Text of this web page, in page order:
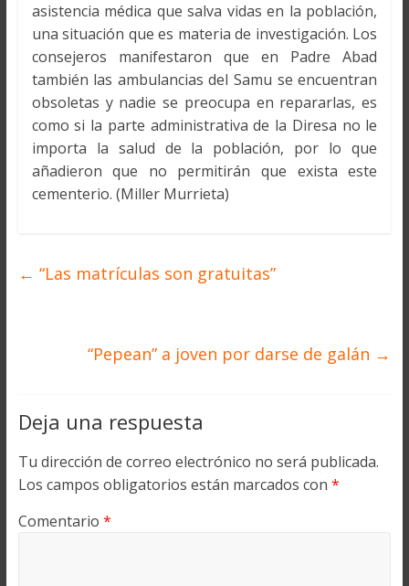
asistencia médica que salva vidas en la población,
una situación que es materia de investigación. Los
consejeros manifestaron que en Padre Abad
también las ambulancias del Samu se encuentran
obsoletas y nadie se preocupa en repararlas, es
como si la parte administrativa de la Diresa no le
importa la salud de la población, por lo que
añadieron que no permitirán que exista este
cementerio. (Miller Murrieta)
← “Las matrículas son gratuitas”
“Pepean” a joven por darse de galán →
Deja una respuesta
Tu dirección de correo electrónico no será publicada.
Los campos obligatorios están marcados con *
Comentario *